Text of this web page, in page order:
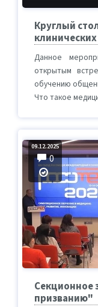
Круглый
Данное
открытым
обучению
Что такое
09.12.2025
0
Секционное
призванию"